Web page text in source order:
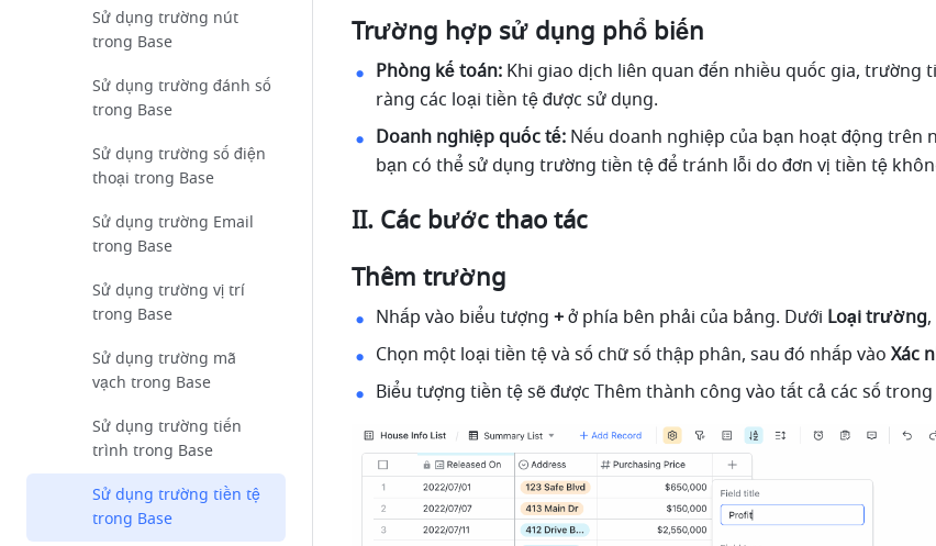
Sử dụng trường nút
trong Base
Sử dụng trường đánh số
trong Base
Sử dụng trường số điện
thoại trong Base
Sử dụng trường Email
trong Base
Sử dụng trường vị trí
trong Base
Sử dụng trường mã
vạch trong Base
Sử dụng trường tiến
trình trong Base
Sử dụng trường tiền tệ
trong Base
Trường hợp sử dụng phổ biến
Phòng kế toán: Khi giao dịch liên quan đến nhiều quốc gia, trường
ràng các loại tiền tệ được sử dụng.
Doanh nghiệp quốc tế: Nếu doanh nghiệp của bạn hoạt động trên
bạn có thể sử dụng trường tiền tệ để tránh lỗi do đơn vị tiền tệ
II. Các bước thao tác
Thêm trường
Nhấp vào biểu tượng + ở phía bên phải của bảng. Dưới Loại trường
Chọn một loại tiền tệ và số chữ số thập phân, sau đó nhấp vào Xác
Biểu tượng tiền tệ sẽ được Thêm thành công vào tất cả các số